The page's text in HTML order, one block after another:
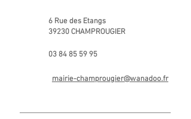
6 Rue des Etangs
39230 CHAMPROUGIER
03 84 85 59 95
mairie-champrougier@wanadoo.fr